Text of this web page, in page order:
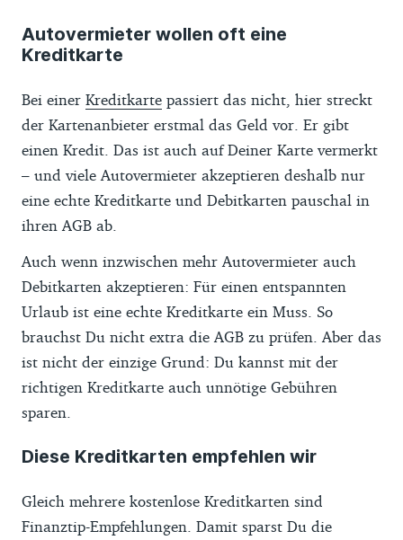
Autovermieter wollen oft eine
Kreditkarte
Bei einer Kreditkarte passiert das nicht, hier streckt
der Kartenanbieter erstmal das Geld vor. Er gibt
einen Kredit. Das ist auch auf Deiner Karte vermerkt
– und viele Autovermieter akzeptieren deshalb nur
eine echte Kreditkarte und Debitkarten pauschal in
ihren AGB ab.
Auch wenn inzwischen mehr Autovermieter auch
Debitkarten akzeptieren: Für einen entspannten
Urlaub ist eine echte Kreditkarte ein Muss. So
brauchst Du nicht extra die AGB zu prüfen. Aber das
ist nicht der einzige Grund: Du kannst mit der
richtigen Kreditkarte auch unnötige Gebühren
sparen.
Diese Kreditkarten empfehlen wir
Gleich mehrere kostenlose Kreditkarten sind
Finanztip-Empfehlungen. Damit sparst Du die